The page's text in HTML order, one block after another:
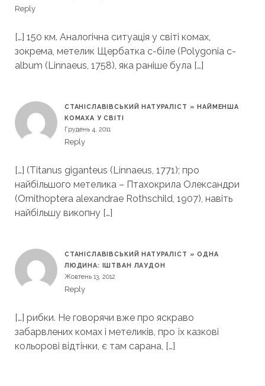
Reply
[…] 150 км. Аналогічна ситуація у світі комах,
зокрема, метелик Щербатка с-біле (Polygonia c-
album (Linnaeus, 1758), яка раніше була […]
СТАНІСЛАВІВСЬКИЙ НАТУРАЛІСТ » НАЙМЕНША
КОМАХА У СВІТІ
Грудень 4, 2011
Reply
[…] (Titanus giganteus (Linnaeus, 1771); про
найбільшого метелика – Птахокрила Олександри
(Ornithoptera alexandrae Rothschild, 1907), навіть
найбільшу викопну […]
СТАНІСЛАВІВСЬКИЙ НАТУРАЛІСТ » ОДНА
ЛЮДИНА: ІШТВАН ЛАУДОН
Жовтень 13, 2012
Reply
[…] рибки. Не говорячи вже про яскраво
забарвлених комах і метеликів, про їх казкові
кольорові відтінки, є там сарана, […]